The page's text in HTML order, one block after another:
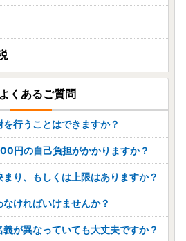
よくあるご質問
行うことはできますか？
円の自己負担がかかりますか？
り、もしくは上限はありますか？
ければいけませんか？
が異なっていても大丈夫ですか？